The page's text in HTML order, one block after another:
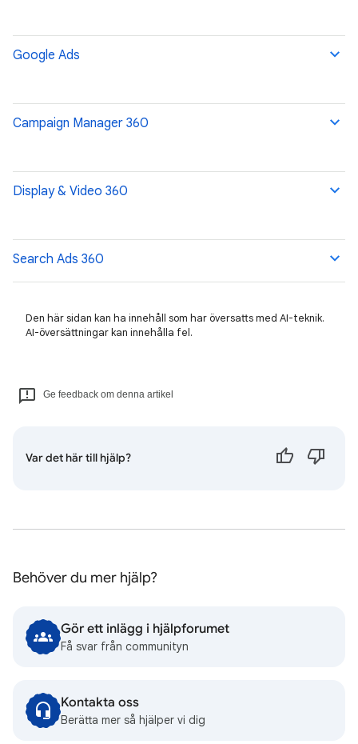
Google Ads
Campaign Manager 360
Display & Video 360
Search Ads 360
Den här sidan kan ha innehåll som har översatts med AI-teknik.
AI-översättningar kan innehålla fel.
Ge feedback om denna artikel
Var det här till hjälp?
Behöver du mer hjälp?
Gör ett inlägg i hjälpforumet
Få svar från communityn
Kontakta oss
Berätta mer så hjälper vi dig